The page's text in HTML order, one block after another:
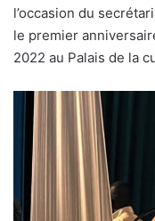
l’occasion du
le premier
2022 au Palais de la